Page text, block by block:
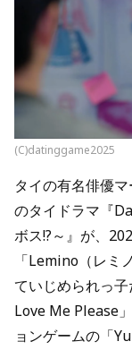
(C)datinggame2025
タイの有名俳優
のタイドラマ『
ボス!?～』が、
「Lemino（レミ
ていじめられっ
Love Me Please
ョンゲームの「